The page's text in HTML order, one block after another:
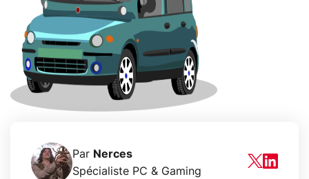
Par Nerces
Spécialiste PC & Gaming